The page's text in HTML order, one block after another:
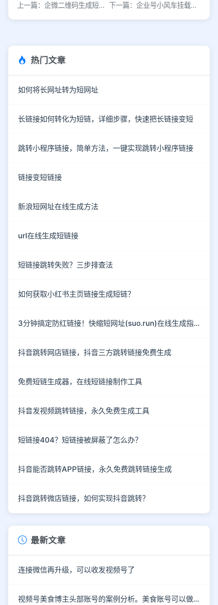
上一篇：企微二维码生成短链接的方法 下一篇：企业号小风车挂载微信小程序链接实现方法
热门文章
如何将长网址转为短网址
长链接如何转化为短链，详细步骤，快速把长链接变短
跳转小程序链接，简单方法，一键实现跳转小程序链接
链接变短链接
新浪短网址在线生成方法
url在线生成短链接
短链接跳转失败？三步排查法
如何获取小红书主页链接生成短链？
3分钟搞定防红链接！快缩短网址(suo.run)在线生成指南
抖音跳转网店链接，抖音三方跳转链接免费生成
免费短链生成器，在线短链接制作工具
抖音发视频跳转链接，永久免费生成工具
短链接404？短链接被屏蔽了怎么办？
抖音能否跳转APP链接，永久免费跳转链接生成
抖音跳转微店链接，如何实现抖音跳转？
最新文章
连接微信再升级，可以收发视频号了
视频号美食博主头部账号的案例分析。美食账号可以做哪些类型的内容？